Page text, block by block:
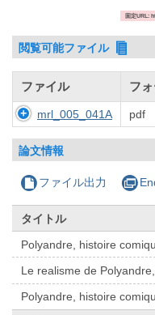
固定URL:
閲覧可能ファイル
ファイル フ
mrl_005_041A pdf
論文情報
ファイル出力
タイトル
Polyandre, histoire
Le realisme de
Polyandre, histoire